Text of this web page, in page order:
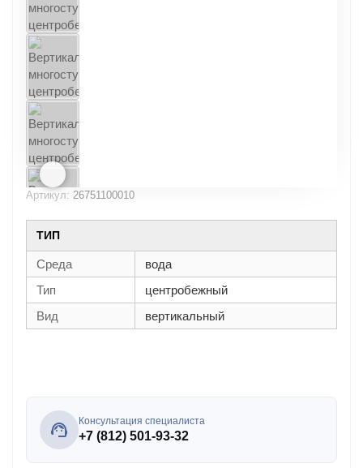
Артикул: 26751100010
ТИП
Среда
вода
Тип
центробежный
Вид
вертикальный
Консультация специалиста
+7 (812) 501-93-32